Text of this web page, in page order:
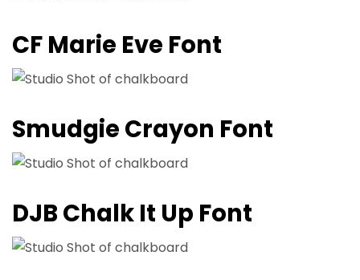
CF Marie Eve Font
Smudgie Crayon Font
DJB Chalk It Up Font